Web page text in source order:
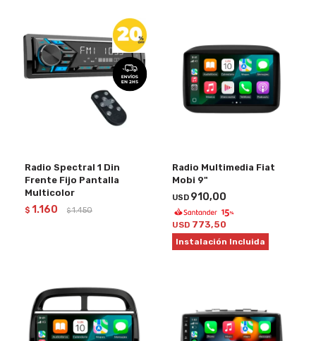
Radio Spectral 1 Din
Frente Fijo Pantalla
Multicolor
$ 1.160 $ 1.450
Radio Multimedia Fiat
Mobi 9"
USD 910,00
USD 773,50
Instalación Incluida